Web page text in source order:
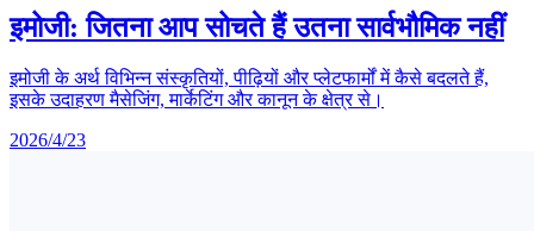
इमोजी: जितना आप सोचते हैं उतना सार्वभौमिक नहीं
इमोजी के अर्थ विभिन्न संस्कृतियों, पीढ़ियों और प्लेटफार्मों में कैसे बदलते हैं,
इसके उदाहरण मैसेजिंग, मार्केटिंग और कानून के क्षेत्र से।
2026/4/23